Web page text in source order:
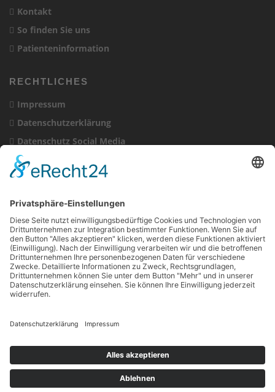
Kontakt
So finden Sie uns
Patienteninformation
RECHTLICHES
Impressum
Datenschutzerklärung
Datenschutz Social Media
Cookie-Einstellungen
Patienten-Datenschutz
WIR AUF FACEBOOK